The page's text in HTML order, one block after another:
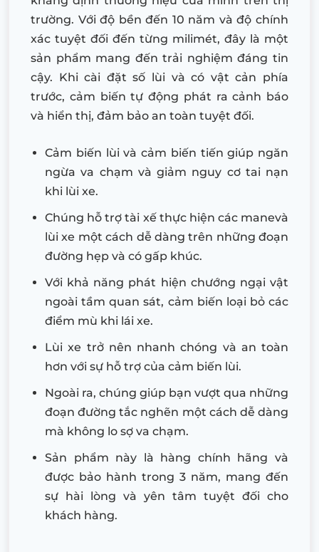
trường. Với độ bền đến 10 năm và độ chính
xác tuyệt đối đến từng milimét, đây là một
sản phẩm mang đến trải nghiệm đáng tin
cậy. Khi cài đặt số lùi và có vật cản phía
trước, cảm biến tự động phát ra cảnh báo
và hiển thị, đảm bảo an toàn tuyệt đối.
Cảm biến lùi và cảm biến tiến giúp ngăn
ngừa va chạm và giảm nguy cơ tai nạn
khi lùi xe.
Chúng hỗ trợ tài xế thực hiện các manevà
lùi xe một cách dễ dàng trên những đoạn
đường hẹp và có gấp khúc.
Với khả năng phát hiện chướng ngại vật
ngoài tầm quan sát, cảm biến loại bỏ các
điểm mù khi lái xe.
Lùi xe trở nên nhanh chóng và an toàn
hơn với sự hỗ trợ của cảm biến lùi.
Ngoài ra, chúng giúp bạn vượt qua những
đoạn đường tắc nghẽn một cách dễ dàng
mà không lo sợ va chạm.
Sản phẩm này là hàng chính hãng và
được bảo hành trong 3 năm, mang đến
sự hài lòng và yên tâm tuyệt đối cho
khách hàng.